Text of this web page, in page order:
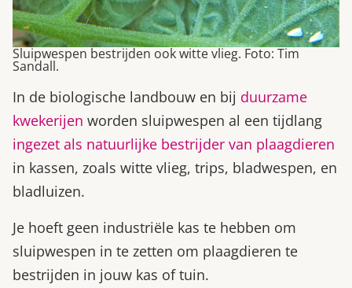
Sluipwespen bestrijden ook witte vlieg. Foto: Tim
Sandall.
In de biologische landbouw en bij duurzame
kwekerijen worden sluipwespen al een tijdlang
ingezet als natuurlijke bestrijder van plaagdieren
in kassen, zoals witte vlieg, trips, bladwespen, en
bladluizen.
Je hoeft geen industriële kas te hebben om
sluipwespen in te zetten om plaagdieren te
bestrijden in jouw kas of tuin.